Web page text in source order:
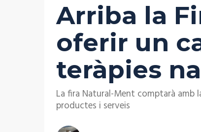
Arriba la
oferir un
teràpies
La fira Natural-Ment comptarà amb
productes i serveis